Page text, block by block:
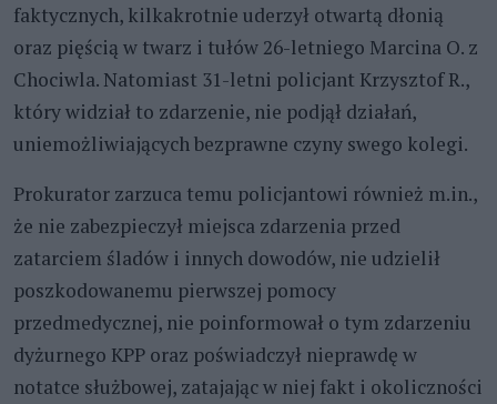
faktycznych, kilkakrotnie uderzył otwartą dłonią
oraz pięścią w twarz i tułów 26-letniego Marcina O. z
Chociwla. Natomiast 31-letni policjant Krzysztof R.,
który widział to zdarzenie, nie podjął działań,
uniemożliwiających bezprawne czyny swego kolegi.
Prokurator zarzuca temu policjantowi również m.in.,
że nie zabezpieczył miejsca zdarzenia przed
zatarciem śladów i innych dowodów, nie udzielił
poszkodowanemu pierwszej pomocy
przedmedycznej, nie poinformował o tym zdarzeniu
dyżurnego KPP oraz poświadczył nieprawdę w
notatce służbowej, zatajając w niej fakt i okoliczności